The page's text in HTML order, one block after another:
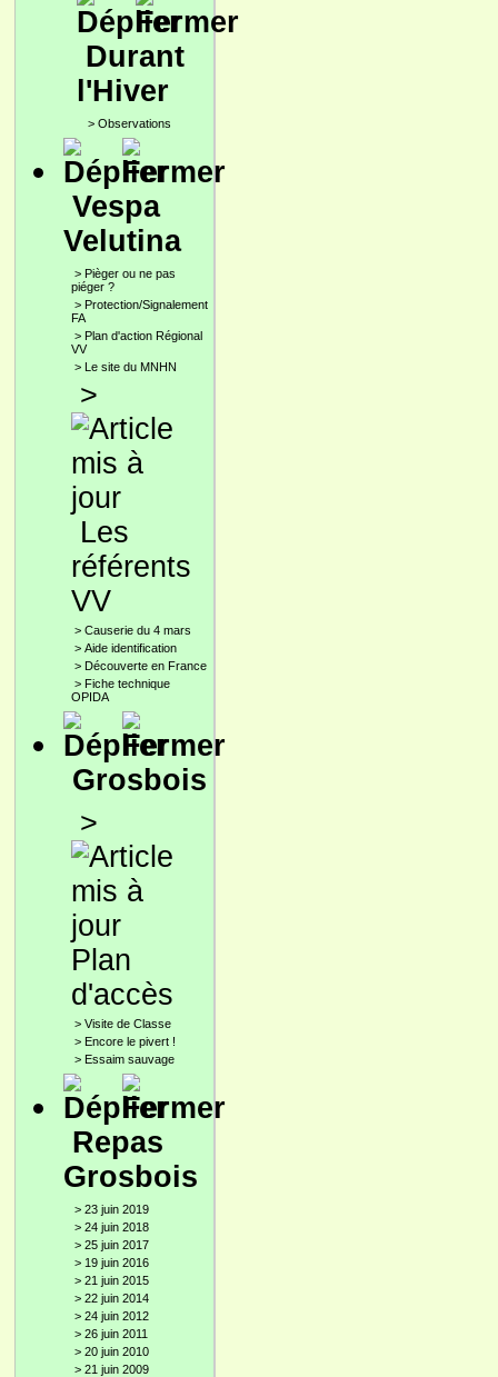
Durant
l'Hiver
> Observations
Vespa
Velutina
> Pièger ou ne pas
piéger ?
> Protection/Signalement
FA
> Plan d'action Régional
VV
> Le site du MNHN
>
Les
référents
VV
> Causerie du 4 mars
> Aide identification
> Découverte en France
> Fiche technique
OPIDA
Grosbois
>
Plan
d'accès
> Visite de Classe
> Encore le pivert !
> Essaim sauvage
Repas
Grosbois
> 23 juin 2019
> 24 juin 2018
> 25 juin 2017
> 19 juin 2016
> 21 juin 2015
> 22 juin 2014
> 24 juin 2012
> 26 juin 2011
> 20 juin 2010
> 21 juin 2009